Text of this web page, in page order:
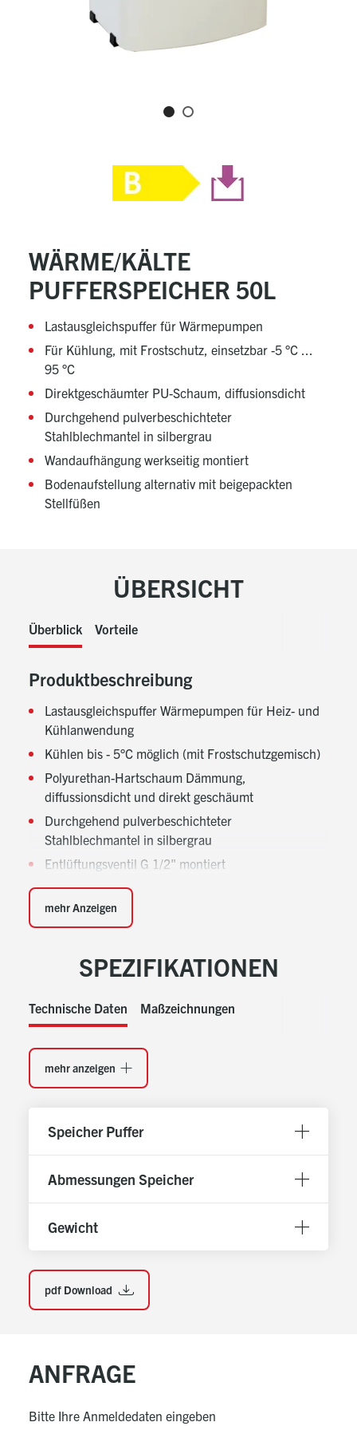
WÄRME/KÄLTE
PUFFERSPEICHER 50L
Lastausgleichspuffer für Wärmepumpen
Für Kühlung, mit Frostschutz, einsetzbar -5 °C ...
95 °C
Direktgeschäumter PU-Schaum, diffusionsdicht
Durchgehend pulverbeschichteter
Stahlblechmantel in silbergrau
Wandaufhängung werkseitig montiert
Bodenaufstellung alternativ mit beigepackten
Stellfüßen
ÜBERSICHT
Überblick Vorteile
Produktbeschreibung
Lastausgleichspuffer Wärmepumpen für Heiz- und
Kühlanwendung
Kühlen bis - 5°C möglich (mit Frostschutzgemisch)
Polyurethan-Hartschaum Dämmung,
diffussionsdicht und direkt geschäumt
Durchgehend pulverbeschichteter
Stahlblechmantel in silbergrau
Entlüftungsventil G 1/2" montiert
Für Wandaufhängung oder optional mit Stellfüße
(Lieferumfang) zur Bodenaufstellung
Ideal als Rücklauf-Puffer für
Optimale Modulation und Laufzeit
Abtauung ohne Elektro-Direktanteil
Hinweis:Für Kälteanwendung müssen Flansch und
werden.
mehr Anzeigen
SPEZIFIKATIONEN
Technische Daten Maßzeichnungen
mehr anzeigen
Speicher Puffer
Abmessungen Speicher
Gewicht
pdf Download
ANFRAGE
Bitte Ihre Anmeldedaten eingeben